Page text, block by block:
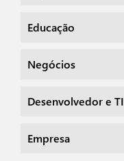
Educação
Negócios
Desenvolvedor e TI
Empresa